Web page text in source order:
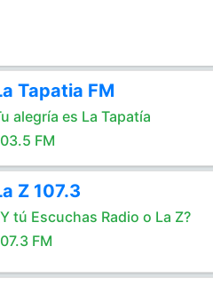
Tapatia FM
alegría es La Tapatía
FM
Z 107.3
tú Escuchas Radio o La Z?
FM